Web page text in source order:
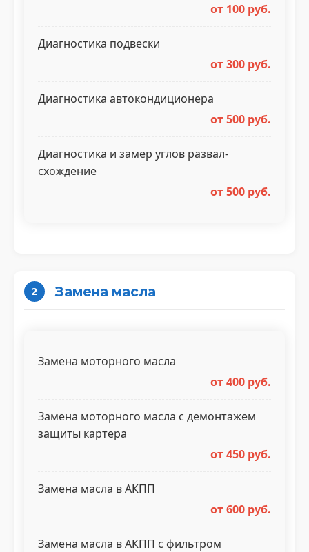
от 100 руб.
Диагностика подвески
от 300 руб.
Диагностика автокондиционера
от 500 руб.
Диагностика и замер углов развал-
схождение
от 500 руб.
2 Замена масла
Замена моторного масла
от 400 руб.
Замена моторного масла с демонтажем
защиты картера
от 450 руб.
Замена масла в АКПП
от 600 руб.
Замена масла в АКПП с фильтром